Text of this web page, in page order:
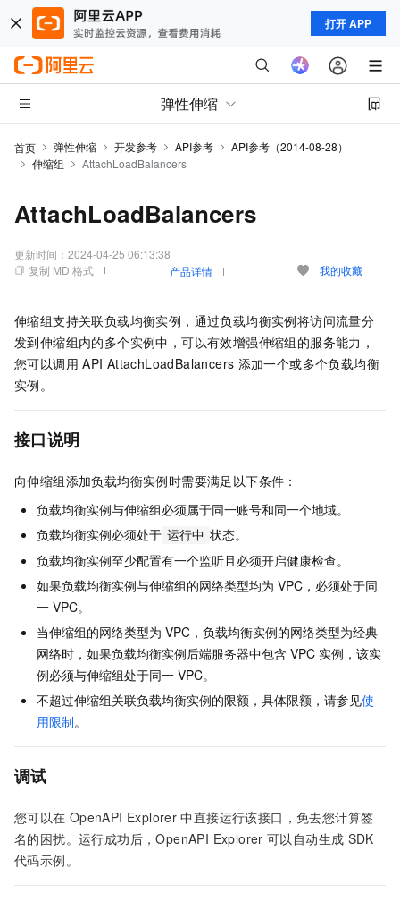
打开 APP
弹性伸缩
首页 弹性伸缩 开发参考 API参考
API参考（2014-08-28）
伸缩组
AttachLoadBalancers
AttachLoadBalancers
更新时间： 2024-04-25 06:13:38
复制 MD 格式
产品详情 我的收藏
伸缩组支持关联负载均衡实例，通过负载均衡实例将访问流量分
发到伸缩组内的多个实例中，可以有效增强伸缩组的服务能力，
您可以调用 API AttachLoadBalancers 添加一个或多个负载均衡
实例。
接口说明
向伸缩组添加负载均衡实例时需要满足以下条件：
负载均衡实例与伸缩组必须属于同一账号和同一个地域。
负载均衡实例必须处于 运行中 状态。
负载均衡实例至少配置有一个监听且必须开启健康检查。
如果负载均衡实例与伸缩组的网络类型均为 VPC，必须处于同
一 VPC。
当伸缩组的网络类型为 VPC，负载均衡实例的网络类型为经典
网络时，如果负载均衡实例后端服务器中包含 VPC 实例，该实
例必须与伸缩组处于同一 VPC。
不超过伸缩组关联负载均衡实例的限额，具体限额，请参见使
用限制。
调试
您可以在 OpenAPI Explorer 中直接运行该接口，免去您计算签
名的困扰。运行成功后，OpenAPI Explorer 可以自动生成 SDK
代码示例。